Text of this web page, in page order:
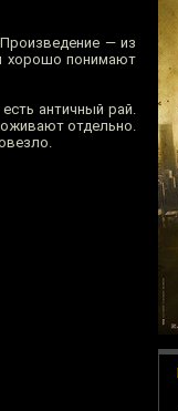
— из
хорошо понимают
античный рай.
отдельно.